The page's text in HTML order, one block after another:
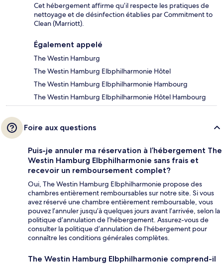
Cet hébergement affirme qu’il respecte les pratiques de
nettoyage et de désinfection établies par Commitment to
Clean (Marriott).
Également appelé
The Westin Hamburg
The Westin Hamburg Elbphilharmonie Hôtel
The Westin Hamburg Elbphilharmonie Hambourg
The Westin Hamburg Elbphilharmonie Hôtel Hambourg
Foire aux questions
Puis-je annuler ma réservation à l’hébergement The
Westin Hamburg Elbphilharmonie sans frais et
recevoir un remboursement complet?
Oui, The Westin Hamburg Elbphilharmonie propose des
chambres entièrement remboursables sur notre site. Si vous
avez réservé une chambre entièrement remboursable, vous
pouvez l’annuler jusqu’à quelques jours avant l’arrivée, selon la
politique d’annulation de l’hébergement. Assurez-vous de
consulter la politique d’annulation de l’hébergement pour
connaître les conditions générales complètes.
The Westin Hamburg Elbphilharmonie comprend-il